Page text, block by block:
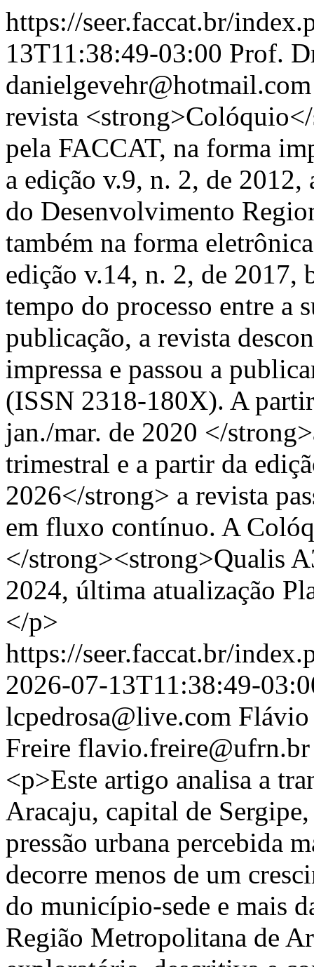
https://seer.faccat.br/
13T11:38:49-03:00 Prof.
danielgevehr@hotmail.com
revista
pela FACCAT, na forma
a edição v.9, n. 2, de
do Desenvolvimento
também na forma
edição v.14, n. 2, de 2017,
tempo do processo entre a
publicação, a revista
impressa e passou a
(ISSN 2318-180X). A
jan./mar. de 2020 </
trimestral e a partir da
2026</strong> a revista
em fluxo contínuo. A
</strong><strong>Qualis
2024, última atualização
</p>
https://seer.faccat.br/
2026-07-13T11:38:49-
lcpedrosa@live.com
Freire flavio.freire@ufrn.br
<p>Este artigo analisa a
Aracaju, capital de
pressão urbana percebida
decorre menos de um
do município-sede e mais
Região Metropolitana de